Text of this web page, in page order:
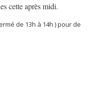
cette après midi.
de 13h à 14h ) pour de